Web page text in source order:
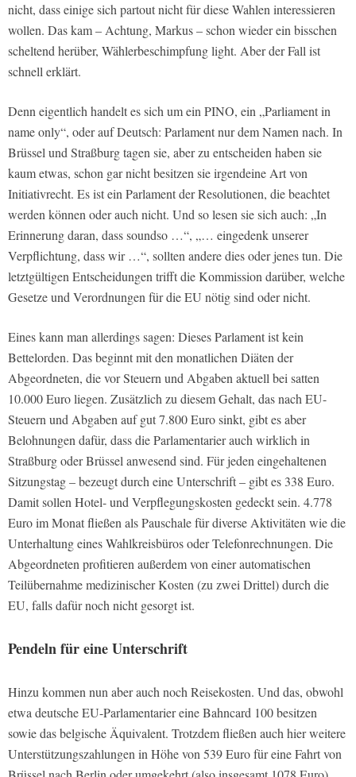
nicht, dass einige sich partout nicht für diese Wahlen interessieren
wollen. Das kam – Achtung, Markus – schon wieder ein bisschen
scheltend herüber, Wählerbeschimpfung light. Aber der Fall ist
schnell erklärt.
Denn eigentlich handelt es sich um ein PINO, ein „Parliament in
name only“, oder auf Deutsch: Parlament nur dem Namen nach. In
Brüssel und Straßburg tagen sie, aber zu entscheiden haben sie
kaum etwas, schon gar nicht besitzen sie irgendeine Art von
Initiativrecht. Es ist ein Parlament der Resolutionen, die beachtet
werden können oder auch nicht. Und so lesen sie sich auch: „In
Erinnerung daran, dass soundso …“, „… eingedenk unserer
Verpflichtung, dass wir …“, sollten andere dies oder jenes tun. Die
letztgültigen Entscheidungen trifft die Kommission darüber, welche
Gesetze und Verordnungen für die EU nötig sind oder nicht.
Eines kann man allerdings sagen: Dieses Parlament ist kein
Bettelorden. Das beginnt mit den monatlichen Diäten der
Abgeordneten, die vor Steuern und Abgaben aktuell bei satten
10.000 Euro liegen. Zusätzlich zu diesem Gehalt, das nach EU-
Steuern und Abgaben auf gut 7.800 Euro sinkt, gibt es aber
Belohnungen dafür, dass die Parlamentarier auch wirklich in
Straßburg oder Brüssel anwesend sind. Für jeden eingehaltenen
Sitzungstag – bezeugt durch eine Unterschrift – gibt es 338 Euro.
Damit sollen Hotel- und Verpflegungskosten gedeckt sein. 4.778
Euro im Monat fließen als Pauschale für diverse Aktivitäten wie die
Unterhaltung eines Wahlkreisbüros oder Telefonrechnungen. Die
Abgeordneten profitieren außerdem von einer automatischen
Teilübernahme medizinischer Kosten (zu zwei Drittel) durch die
EU, falls dafür noch nicht gesorgt ist.
Pendeln für eine Unterschrift
Hinzu kommen nun aber auch noch Reisekosten. Und das, obwohl
etwa deutsche EU-Parlamentarier eine Bahncard 100 besitzen
sowie das belgische Äquivalent. Trotzdem fließen auch hier weitere
Unterstützungszahlungen in Höhe von 539 Euro für eine Fahrt von